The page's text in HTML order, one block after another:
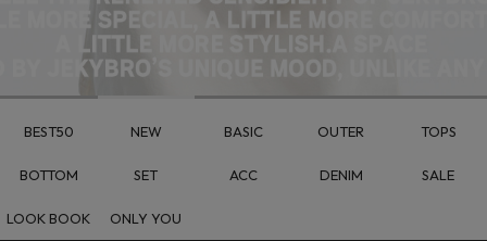
BEST50 NEW BASIC OUTER TOPS
BOTTOM SET ACC DENIM SALE
LOOK BOOK ONLY YOU